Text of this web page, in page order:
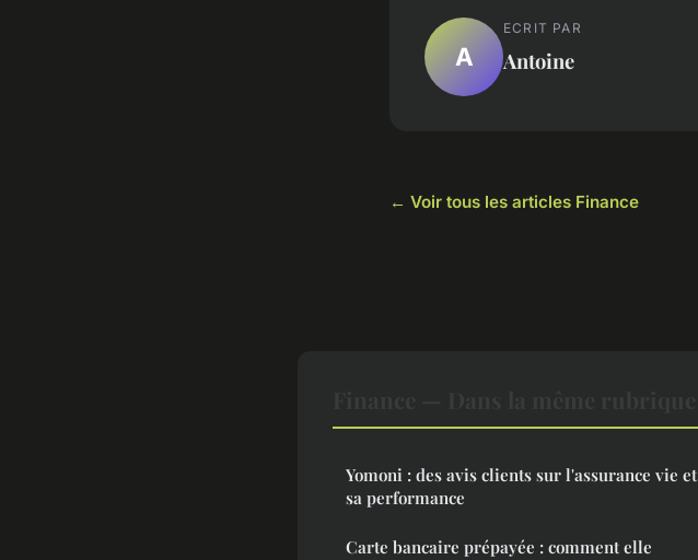
A
ECRIT PAR
Antoine
← Voir tous les articles Finance
Yomoni : des avis clients sur l'assurance vie et
sa performance
Carte bancaire prépayée : comment elle